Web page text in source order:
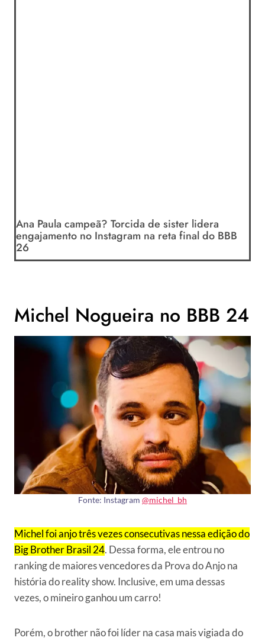
Ana Paula campeã? Torcida de sister lidera
engajamento no Instagram na reta final do BBB
26
Michel Nogueira no BBB 24
Fonte: Instagram @michel_bh
Michel foi anjo três vezes consecutivas nessa edição do
Big Brother Brasil 24. Dessa forma, ele entrou no
ranking de maiores vencedores da Prova do Anjo na
história do reality show. Inclusive, em uma dessas
vezes, o mineiro ganhou um carro!
Porém, o brother não foi líder na casa mais vigiada do